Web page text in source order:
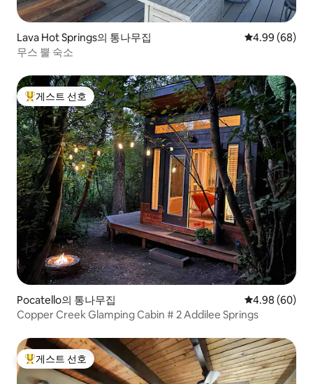
Lava Hot Springs의 통나무집 평점 4.99점(5
4.99 (68)
무스 뿔 숙소
상위 게스트 선호
게스트 선호
Pocatello의 통나무집 평점 4.98점(5
4.98 (60)
Copper Creek Glamping Cabin # 2 Addilee Springs
상위 게스트 선호
게스트 선호